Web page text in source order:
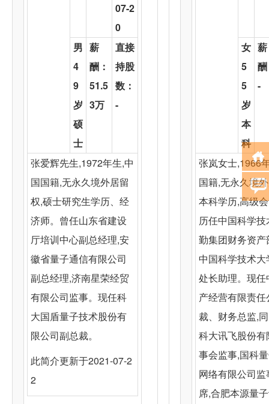
07-2
0
男
4
9
岁
硕
士
薪
酬：
51.5
3万
直接
持股
数：
-
张爱辉先生,1972年生,中
国国籍,无永久境外居留
权,硕士研究生学历、经
济师。曾任山东省建设
厅培训中心副总经理,安
徽省量子通信有限公司
副总经理,济南星荣经贸
有限公司监事。现任科
大国盾量子技术股份有
限公司副总裁。
此简介更新于2021-07-2
2
女
5
5
岁
本
科
薪
-
张岚女士,1966
国籍,无永久境
本科学历,高级
历任中国科学
勤集团财务资
中国科学技术
处长助理。现
产经营有限责
裁、财务总监,
科大讯飞股份
事会监事,国科
网络有限公司
席,合肥本源量